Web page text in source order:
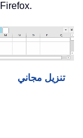
Excel)، تمامًا كما في Chrome وEdge وFirefox.
تنزيل مجاني